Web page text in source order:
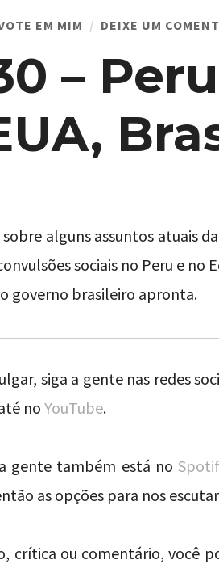
EM MIM DEIXE UM
–
alguns assuntos atuais
sociais no Peru e no
governo brasileiro apronta.
siga a gente nas redes
noYouTube.
gente também está no
as opções para nos
crítica ou comentário, você